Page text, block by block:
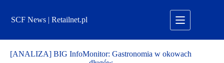
treściSCF News | Retailnet.pl
[ANALIZA] BIG InfoMonitor: Gastronomia w okowach